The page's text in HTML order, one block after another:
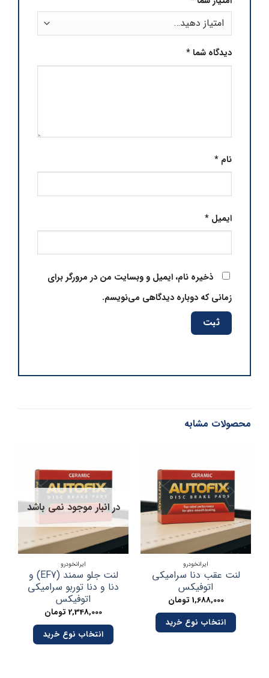
دیدگاه شما*
نام*
ایمیل*
ذخیره نام، ایمیل و وبسایت من در مرورگر برای
زمانی که دوباره دیدگاهی می‌نویسم.
محصولات مشابه
ایرانخودرو
لنت عقب دنا سرامیکی
اتوفیکس
1,688,000تومان
انتخاب نوع خرید
در انبار موجود نمی باشد
ایرانخودرو
لنت جلو سمند (EF7) و
دنا و دنا توربو سرامیکی
اتوفیکس
2,348,000تومان
انتخاب نوع خرید